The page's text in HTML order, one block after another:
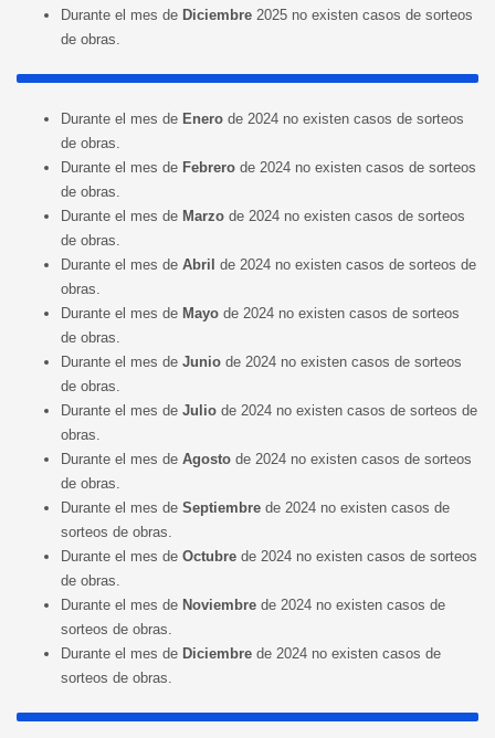
Durante el mes de Diciembre 2025 no existen casos de sorteos
de obras.
Durante el mes de Enero de 2024 no existen casos de sorteos
de obras.
Durante el mes de Febrero de 2024 no existen casos de sorteos
de obras.
Durante el mes de Marzo de 2024 no existen casos de sorteos
de obras.
Durante el mes de Abril de 2024 no existen casos de sorteos de
obras.
Durante el mes de Mayo de 2024 no existen casos de sorteos
de obras.
Durante el mes de Junio de 2024 no existen casos de sorteos
de obras.
Durante el mes de Julio de 2024 no existen casos de sorteos de
obras.
Durante el mes de Agosto de 2024 no existen casos de sorteos
de obras.
Durante el mes de Septiembre de 2024 no existen casos de
sorteos de obras.
Durante el mes de Octu bre de 2024 no existen casos de sorteos
de obras.
Durante el mes de Noviem bre de 2024 no existen casos de
sorteos de obras.
Durante el mes de Diciembre de 2024 no existen casos de
sorteos de obras.